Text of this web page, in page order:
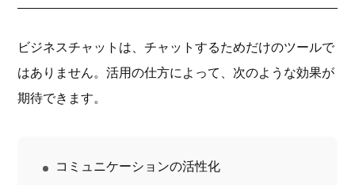
ビジネスチャットは、チャットするためだけのツールで
はありません。活用の仕方によって、次のような効果が
期待できます。
コミュニケーションの活性化